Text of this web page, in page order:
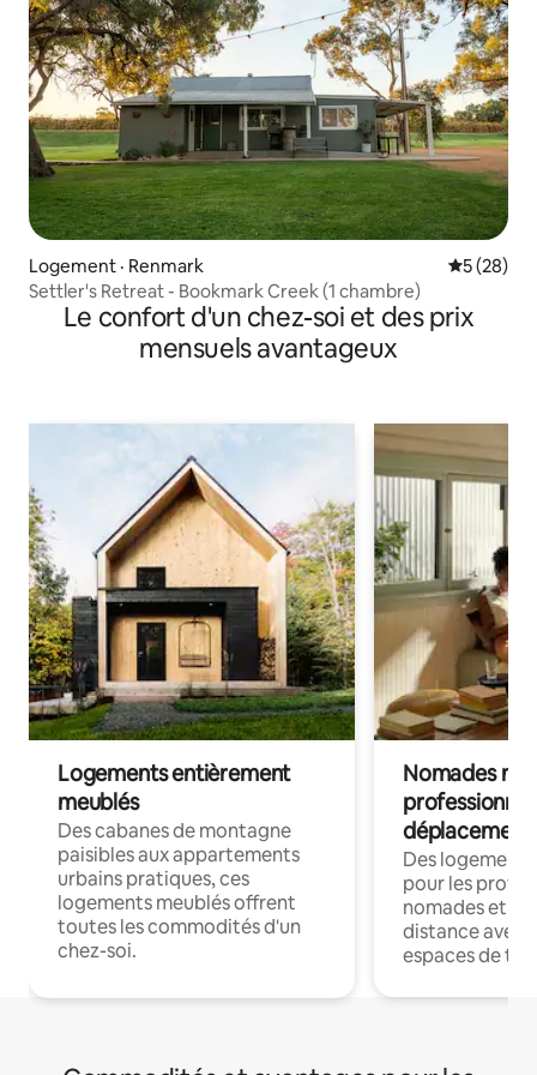
Logement · Renmark Note
5 (28)
Settler's Retreat - Bookmark Creek (1 chambre)
Le confort d'un chez-soi et des prix
mensuels avantageux
Logements entièrement
meublés
Des cabanes de montagne
paisibles aux appartements
urbains pratiques, ces
logements meublés offrent
toutes les commodités d'un
chez-soi.
Nomades
déplacement
Des
pour les
nomades et
distance avec
espaces de